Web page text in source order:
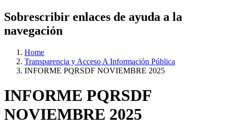
Sobrescribir enlaces de ayuda a la
navegación
Home
Transparencia y Acceso A Información Pública
INFORME PQRSDF NOVIEMBRE 2025
INFORME PQRSDF
NOVIEMBRE 2025